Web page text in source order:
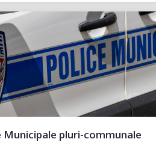
Municipale pluri-communale